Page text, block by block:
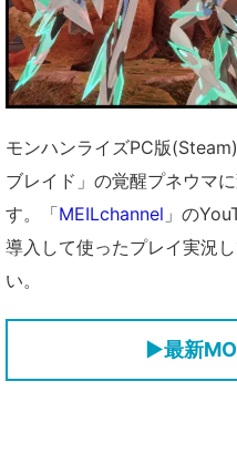
モンハンライズPC版
ブレイド」の覚醒プネウマ
す。「MEILchannel 」の
導入して使ったプレイ実況
い。
▶最新